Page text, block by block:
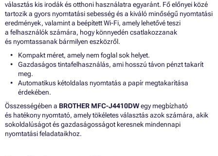
választás kis irodák és otthoni használatra egyaránt. Fő előnyei közé
tartozik a gyors nyomtatási sebesség és a kiváló minőségű nyomtatási
eredmények, valamint a beépített Wi-Fi, amely lehetővé teszi
a felhasználók számára, hogy könnyedén csatlakozzanak
és nyomtassanak bármilyen eszközről.
Kompakt méret, amely nem foglal sok helyet.
Gazdaságos tintafelhasználás, ami hosszú távon pénzt takarít
meg.
Automatikus kétoldalas nyomtatás a papír megtakarítása
érdekében.
Összességében a BROTHER MFC-J4410DWegy megbízható
és hatékony nyomtató, amely tökéletes választás azok számára, akik
sokoldalúságot és gazdaságosságot keresnek mindennapi
nyomtatási feladataikhoz.